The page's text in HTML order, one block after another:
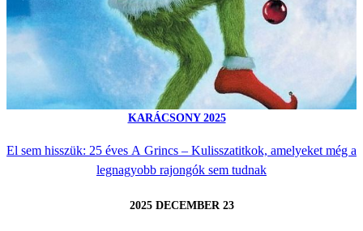
KARÁCSONY 2025
El sem hisszük: 25 éves A Grincs – Kulisszatitkok, amelyeket még a
legnagyobb rajongók sem tudnak
2025 DECEMBER 23